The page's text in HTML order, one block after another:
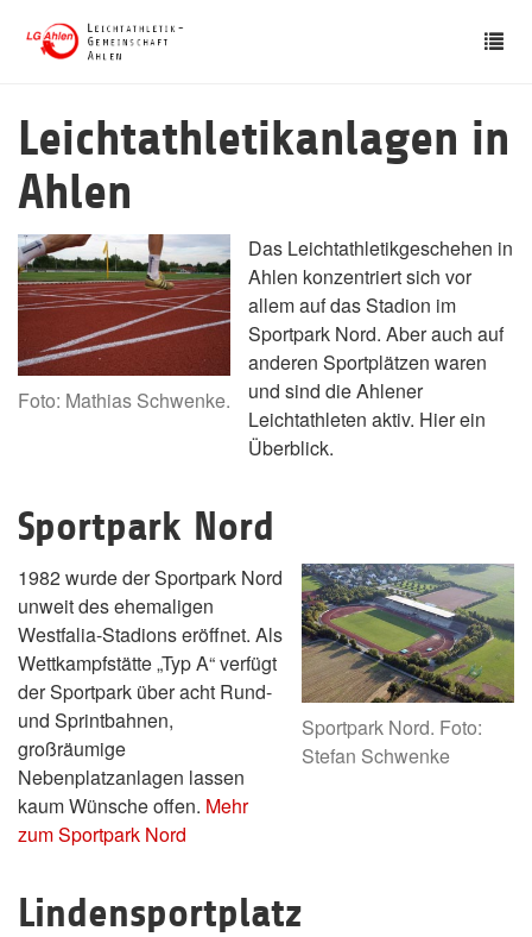
Leichtathletikanlagen in
Ahlen
Foto: Mathias Schwenke.
Das Leichtathletikgeschehen in
Ahlen konzentriert sich vor
allem auf das Stadion im
Sportpark Nord. Aber auch auf
anderen Sportplätzen waren
und sind die Ahlener
Leichtathleten aktiv. Hier ein
Überblick.
Sportpark Nord
Sportpark Nord. Foto:
Stefan Schwenke
1982 wurde der Sportpark Nord
unweit des ehemaligen
Westfalia-Stadions eröffnet. Als
Wettkampfstätte „Typ A“ verfügt
der Sportpark über acht Rund-
und Sprintbahnen,
großräumige
Nebenplatzanlagen lassen
kaum Wünsche offen. Mehr
zum Sportpark Nord
Lindensportplatz